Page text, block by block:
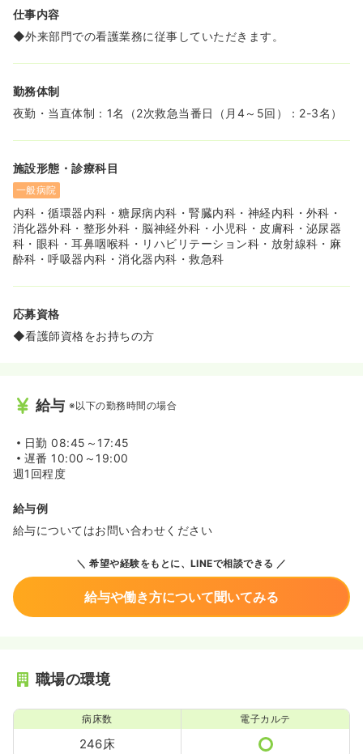
仕事内容
◆外来部門での看護業務に従事していただきます。
勤務体制
夜勤・当直体制：1名（2次救急当番日（月4～5回）：2-3名）
施設形態・診療科目
一般病院
内科・循環器内科・糖尿病内科・腎臓内科・神経内科・外科・
消化器外科・整形外科・脳神経外科・小児科・皮膚科・泌尿器
科・眼科・耳鼻咽喉科・リハビリテーション科・放射線科・麻
酔科・呼吸器内科・消化器内科・救急科
応募資格
◆看護師資格をお持ちの方
給与 ※以下の勤務時間の場合
日勤 08:45～17:45
遅番 10:00～19:00
週1回程度
給与例
給与についてはお問い合わせください
希望や経験をもとに、LINEで相談できる
給与や働き方について聞いてみる
職場の環境
病床数
246床
電子カルテ